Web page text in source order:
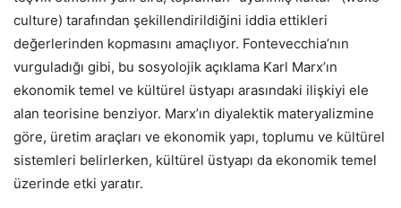
culture) tarafından şekillendirildiğini iddia ettikleri
değerlerinden kopmasını amaçlıyor. Fontevecchia’nın
vurguladığı gibi, bu sosyolojik açıklama Karl Marx’ın
ekonomik temel ve kültürel üstyapı arasındaki ilişkiyi ele
alan teorisine benziyor. Marx’ın diyalektik materyalizmine
göre, üretim araçları ve ekonomik yapı, toplumu ve kültürel
sistemleri belirlerken, kültürel üstyapı da ekonomik temel
üzerinde etki yaratır.